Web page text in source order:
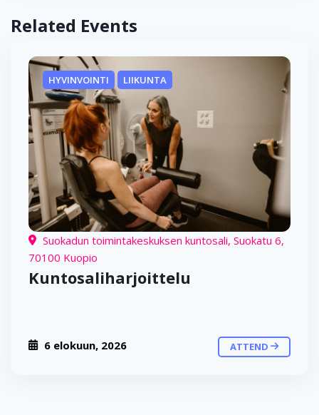
Related Events
HYVINVOINTI LIIKUNTA
Suokadun toimintakeskuksen kuntosali, Suokatu 6,
70100 Kuopio
Kuntosaliharjoittelu
6 elokuun, 2026 ATTEND